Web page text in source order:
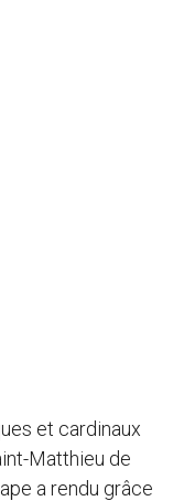
et cardinaux
Matthieu de
a rendu grâce